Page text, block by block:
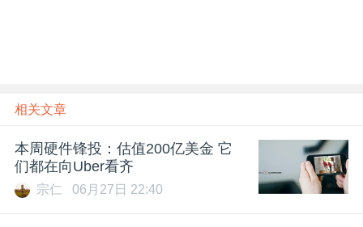
相关文章
本周硬件锋投：估值200亿美金 它
们都在向Uber看齐
宗仁 06月27日 22:40